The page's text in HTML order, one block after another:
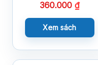
360.000 ₫
Xem sách